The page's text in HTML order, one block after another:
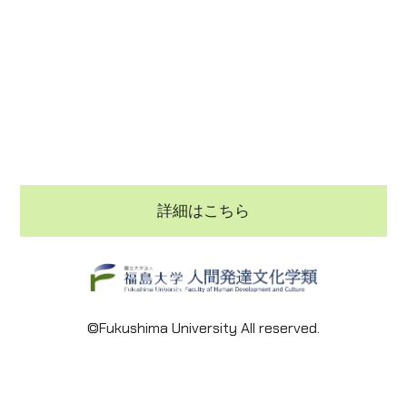
詳細はこちら
©Fukushima University All reserved.